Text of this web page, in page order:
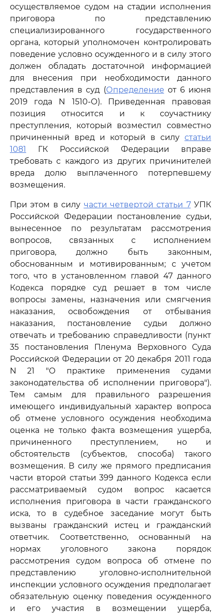
осуществляемое судом на стадии исполнения
приговора по представлению
специализированного государственного
органа, который уполномочен контролировать
поведение условно осужденного и в силу этого
должен обладать достаточной информацией
для внесения при необходимости данного
представления в суд (Определение от 6 июня
2019 года N 1510-О). Приведенная правовая
позиция относится и к соучастнику
преступления, который возместил совместно
причиненный вред и который в силу статьи
1081
ГК Российской Федерации вправе
требовать с каждого из других причинителей
вреда долю выплаченного потерпевшему
возмещения.
При этом в силу части четвертой статьи 7УПК
Российской Федерации постановление судьи,
вынесенное по результатам рассмотрения
вопросов, связанных с исполнением
приговора, должно быть законным,
обоснованным и мотивированным; с учетом
того, что в установленном главой 47 данного
Кодекса порядке суд решает в том числе
вопросы замены, назначения или смягчения
наказания, освобождения от отбывания
наказания, постановление судьи должно
отвечать и требованию справедливости (пункт
35 постановления Пленума Верховного Суда
Российской Федерации от 20 декабря 2011 года
N 21 "О практике применения судами
законодательства об исполнении приговора").
Тем самым для правильного разрешения
имеющего индивидуальный характер вопроса
об отмене условного осуждения необходима
оценка не только факта возмещения ущерба,
причиненного преступлением, но и
обстоятельств (субъектов, способа) такого
возмещения. В силу же прямого предписания
части второй статьи 399 данного Кодекса если
рассматриваемый судом вопрос касается
исполнения приговора в части гражданского
иска, то в судебное заседание могут быть
вызваны гражданский истец и гражданский
ответчик. Соответственно, основанный на
нормах уголовного закона порядок
рассмотрения судом вопроса об отмене по
представлению уголовно-исполнительной
инспекции условного осуждения предполагает
обязательную оценку поведения осужденного
и его участия в возмещении ущерба,